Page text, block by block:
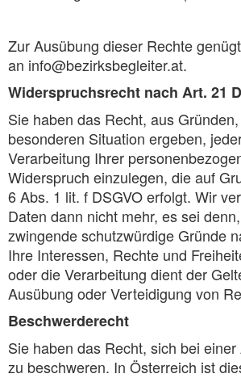
Zur Ausübung dieser Rechte
an info@bezirksbegleiter.at.
Widerspruchsrecht nach Art. 21
Sie haben das Recht, aus
besonderen Situation ergeben,
Verarbeitung Ihrer
Widerspruch einzulegen, die auf
6 Abs. 1 lit. f DSGVO erfolgt. Wir
Daten dann nicht mehr, es sei
zwingende schutzwürdige Gründe
Ihre Interessen, Rechte und
oder die Verarbeitung dient der
Ausübung oder Verteidigung von
Beschwerderecht
Sie haben das Recht, sich bei
zu beschweren. In Österreich ist